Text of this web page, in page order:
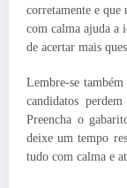
corretamente e que
com calma ajuda a
de acertar mais
Lembre-se
candidatos
Preencha o
deixe um tempo
tudo com calma e